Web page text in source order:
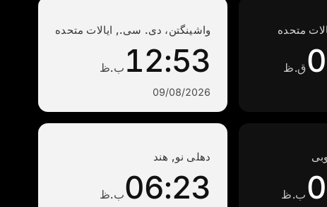
متحده
ق.ظ
واشینگتن، دی. سی., ایالات متحده
12:53 ب.ظ
09/08/2026
ب.ظ
دهلی نو, هند
06:23ب.ظ